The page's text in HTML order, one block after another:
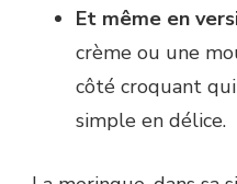
Et même en
crème ou une
côté croquant
simple en délice.